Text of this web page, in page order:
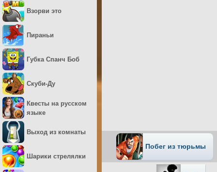
Побег из тюрьмы
Взорви это
Пираньи
Губка Спанч Боб
Скуби-Ду
Квесты на русском
языке
Выход из комнаты
Шарики стрелялки